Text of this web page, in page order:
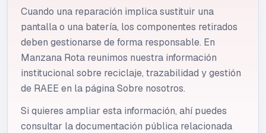
Cuando una reparación implica sustituir una
pantalla o una batería, los componentes retirados
deben gestionarse de forma responsable. En
Manzana Rota reunimos nuestra información
institucional sobre reciclaje, trazabilidad y gestión
de RAEE en la página Sobre nosotros.
Si quieres ampliar esta información, ahí puedes
consultar la documentación pública relacionada